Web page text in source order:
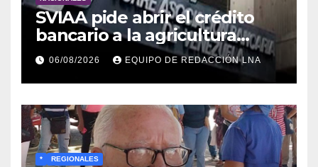
SVIAA pide abrir el crédito
bancario a la agricultura
familiar en Venezuela
06/08/2026 EQUIPO DE REDACCIÓN LNA
* REGIONALES